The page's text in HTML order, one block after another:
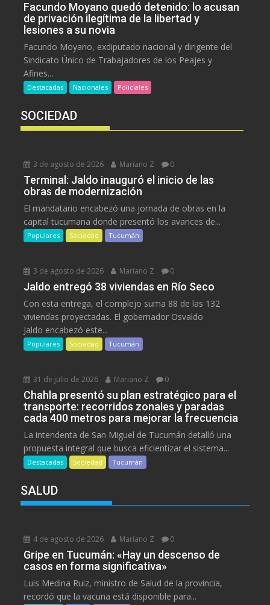
Facundo Moyano quedó detenido: lo acusan
de privación ilegítima de la libertad y
lesiones a su novia
Facundo Moyano, exdiputado nacional y dirigente del
Sindicato Único de Trabajadores de los Peajes y
Afines...
Destacadas Nacionales Policiales
SOCIEDAD
3 de agosto de 2026 Mariano Z 0
Terminal: Jaldo inauguró el inicio de las
obras de modernización
El mandatario encabezó una jornada de obras en la
capital tucumana donde presentó los avances de...
Populares Sociedad Tucumán
3 de agosto de 2026 Mariano Z 0
Jaldo entregó 38 viviendas en Río Seco
Con esta entrega, el complejo suma 88 de las 132
viviendas proyectadas. El gobernador Osvaldo
Jaldo encabezó este...
Populares Sociedad Tucumán
31 de julio de 2026 Mariano Z 0
Chahla presentó su plan estratégico para el
transporte: recorridos zonales y paradas
cada 400 metros para mejorar la frecuencia
La intendenta de San Miguel de Tucumán detalló una
propuesta integral que busca eficientizar el sistema...
Destacadas Sociedad Tucumán
SALUD
4 de agosto de 2026 Mariano Z 0
Gripe en Tucumán: «Hay un descenso de
casos en forma significativa»
Luis Medina Ruiz, ministro de Salud de la provincia,
recordó que la vacuna está disponible para...